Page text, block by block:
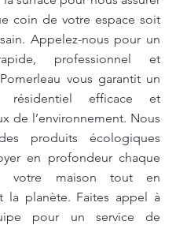
coin de votre espace soit
Appelez-nous pour un
professionnel et
vous garantit un
résidentiel efficace et
de l’environnement. Nous
produits écologiques
en profondeur chaque
votre maison tout en
la planète. Faites appel à
pour un service de